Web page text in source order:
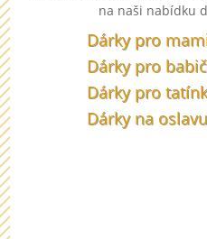
na naši nabídku
Dárky pro
Dárky pro
Dárky pro
Dárky na oslavu